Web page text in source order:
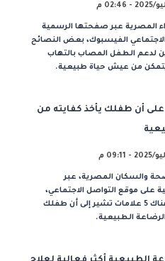
المصرية عبر صفحتها الرسمية
الفيسبوك، بعض النصائح
لدعم الطفل المصاب بالتهاب
من عيش حياة طبيعية.
على أن طفلك يأخذ كفايته من
والسكان المصرية، عبر
على موقع التواصل الاجتماعي،
الفيسبوك، أن هناك 5 علامات تشير إلى أن طفلك
الطبيعية.